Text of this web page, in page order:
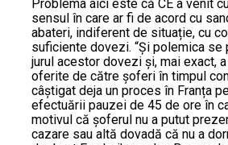
Problema aici este că CE a venit
sensul în care ar fi de acord cu
abateri, indiferent de situație, cu
suficiente dovezi. “Și polemica se
jurul acestor dovezi și, mai exact,
oferite de către șoferi în timpul
câștigat deja un proces în Franța
efectuării pauzei de 45 de ore în
motivul că șoferul nu a putut
cazare sau altă dovadă că nu a